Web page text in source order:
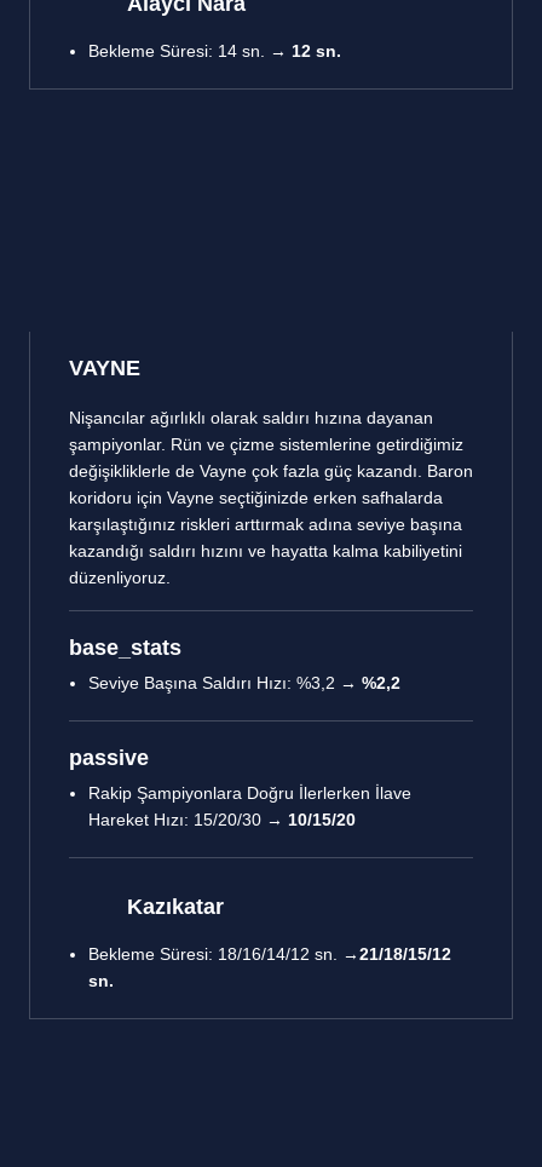
Bekleme Süresi: 14 sn. → 12 sn.
VAYNE
Nişancılar ağırlıklı olarak saldırı hızına dayanan
şampiyonlar. Rün ve çizme sistemlerine getirdiğimiz
değişikliklerle de Vayne çok fazla güç kazandı. Baron
koridoru için Vayne seçtiğinizde erken safhalarda
karşılaştığınız riskleri arttırmak adına seviye başına
kazandığı saldırı hızını ve hayatta kalma kabiliyetini
düzenliyoruz.
base_stats
Seviye Başına Saldırı Hızı: %3,2 → %2,2
passive
Rakip Şampiyonlara Doğru İlerlerken İlave
Hareket Hızı: 15/20/30 → 10/15/20
Kazıkatar
Bekleme Süresi: 18/16/14/12 sn. →21/18/15/12
sn.